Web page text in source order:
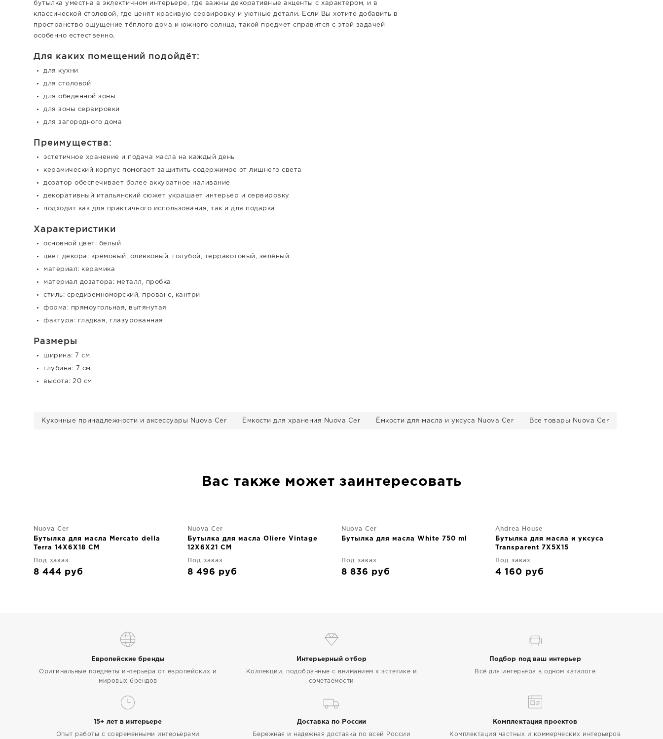
бутылка уместна в эклектичном интерьере, где важны декоративные акценты с характером, и в
классической столовой, где ценят красивую сервировку и уютные детали. Если Вы хотите добавить в
пространство ощущение тёплого дома и южного солнца, такой предмет справится с этой задачей
особенно естественно.
Для каких помещений подойдёт:
для кухни
для столовой
для обеденной зоны
для зоны сервировки
для загородного дома
Преимущества:
эстетичное хранение и подача масла на каждый день
керамический корпус помогает защитить содержимое от лишнего света
дозатор обеспечивает более аккуратное наливание
декоративный итальянский сюжет украшает интерьер и сервировку
подходит как для практичного использования, так и для подарка
Характеристики
основной цвет: белый
цвет декора: кремовый, оливковый, голубой, терракотовый, зелёный
материал: керамика
материал дозатора: металл, пробка
стиль: средиземноморский, прованс, кантри
форма: прямоугольная, вытянутая
фактура: гладкая, глазурованная
Размеры
ширина: 7 см
глубина: 7 см
высота: 20 см
Кухонные принадлежности и аксессуары Nuova Cer Ёмкости для хранения Nuova Cer Ёмкости для масла и уксуса Nuova Cer Все товары Nuova Cer
Вас также может заинтересовать
Nuova Cer
Бутылка для масла Mercato della
Terra 14X6X18 CM
Под заказ
8 444 руб
Nuova Cer
Бутылка для масла Oliere Vintage
12X6X21 CM
Под заказ
8 496 руб
Nuova Cer
Бутылка для масла White 750 ml
Под заказ
8 836 руб
Andrea House
Бутылка для масла и уксуса
Transparent 7X5X15
Под заказ
4 160 руб
Европейские бренды
Оригинальные предметы интерьера от европейских и
мировых брендов
Интерьерный отбор
Коллекции, подобранные с вниманием к эстетике и
сочетаемости
Подбор под ваш интерьер
Всё для интерьера в одном каталоге
15+ лет в интерьере
Опыт работы с современными интерьерами
Доставка по России
Бережная и надежная доставка по всей России
Комплектация проектов
Комплектация частных и коммерческих интерьеров